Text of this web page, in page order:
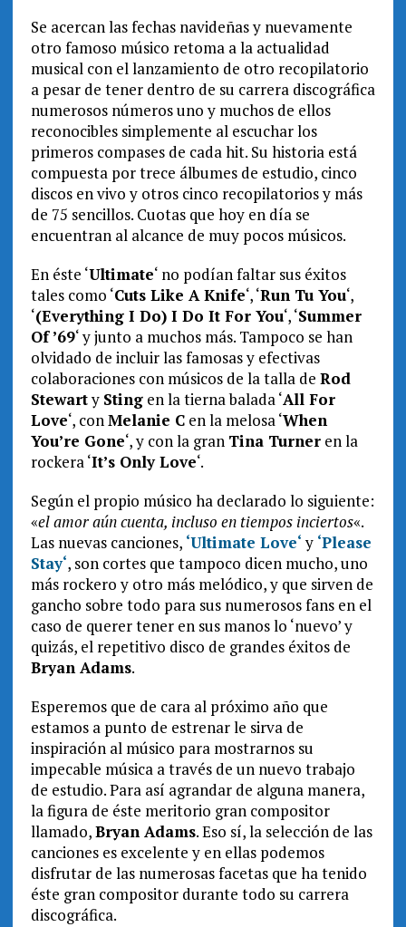
Se acercan las fechas navideñas y nuevamente
otro famoso músico retoma a la actualidad
musical con el lanzamiento de otro recopilatorio
a pesar de tener dentro de su carrera discográfica
numerosos números uno y muchos de ellos
reconocibles simplemente al escuchar los
primeros compases de cada hit. Su historia está
compuesta por trece álbumes de estudio, cinco
discos en vivo y otros cinco recopilatorios y más
de 75 sencillos. Cuotas que hoy en día se
encuentran al alcance de muy pocos músicos.
En éste ‘Ultimate‘ no podían faltar sus éxitos
tales como ‘Cuts Like A Knife‘, ‘Run Tu You‘,
‘(Everything I Do) I Do It For You‘, ‘Summer
Of ’69‘ y junto a muchos más. Tampoco se han
olvidado de incluir las famosas y efectivas
colaboraciones con músicos de la talla de Rod
Stewarty Stingen la tierna balada ‘All For
Love‘, conMelanie Cen la melosa ‘When
You’re Gone‘, y con la gran Tina Turneren la
rockera ‘It’s Only Love‘.
Según el propio músico ha declarado lo siguiente:
«el amor aún cuenta, incluso en tiempos inciertos«.
Las nuevas canciones, ‘Ultimate Love‘y ‘Please
Stay‘, son cortes que tampoco dicen mucho, uno
más rockero y otro más melódico, y que sirven de
gancho sobre todo para sus numerosos fans en el
caso de querer tener en sus manos lo ‘nuevo’ y
quizás, el repetitivo disco de grandes éxitos de
Bryan Adams.
Esperemos que de cara al próximo año que
estamos a punto de estrenar le sirva de
inspiración al músico para mostrarnos su
impecable música a través de un nuevo trabajo
de estudio. Para así agrandar de alguna manera,
la figura de éste meritorio gran compositor
llamado,Bryan Adams. Eso sí, la selección de las
canciones es excelente y en ellas podemos
disfrutar de las numerosas facetas que ha tenido
éste gran compositor durante todo su carrera
discográfica.